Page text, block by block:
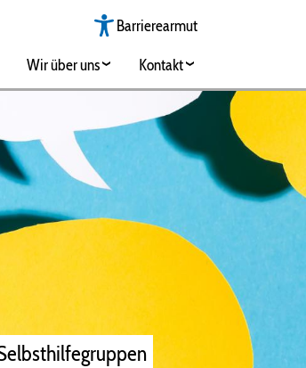
Barrierearmut
Wir über uns Kontakt